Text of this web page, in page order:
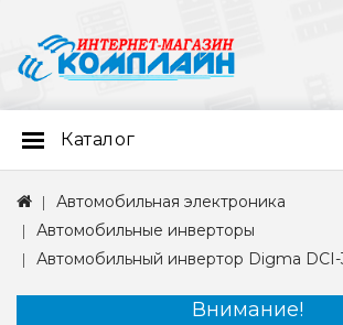
Каталог
Автомобильная электроника
Автомобильные инверторы
Автомобильный инвертор Digma
Внимание!